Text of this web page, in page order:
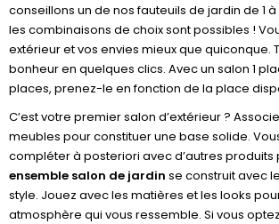
conseillons un de nos fauteuils de jardin de 1
les combinaisons de choix sont possibles !
extérieur et vos envies mieux que quiconque.
bonheur en quelques clics. Avec un salon 1
places, prenez-le en fonction de la place
C’est votre premier salon d’extérieur ?
meubles pour constituer une base solide.
compléter à posteriori avec d’autres produits
ensemble salon de jardin se construit avec
style. Jouez avec les matières et les looks
atmosphère qui vous ressemble. Si vous